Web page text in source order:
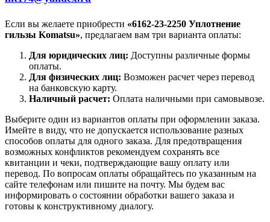
Если вы желаете приобрести «6162-23-2250 Уплотнение
гильзы Komatsu», предлагаем вам три варианта оплаты:
Для юридических лиц: Доступны различные формы
оплаты.
Для физических лиц: Возможен расчет через перевод
на банковскую карту.
Наличный расчет: Оплата наличными при самовывозе.
Выберите один из вариантов оплаты при оформлении заказа.
Имейте в виду, что не допускается использование разных
способов оплаты для одного заказа. Для предотвращения
возможных конфликтов рекомендуем сохранять все
квитанции и чеки, подтверждающие вашу оплату или
перевод. По вопросам оплаты обращайтесь по указанным на
сайте телефонам или пишите на почту. Мы будем вас
информировать о состоянии обработки вашего заказа и
готовы к конструктивному диалогу.